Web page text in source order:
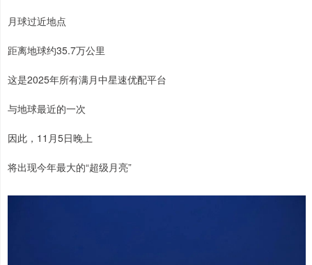
月球过近地点
距离地球约35.7万公里
这是2025年所有满月中星速优配平台
与地球最近的一次
因此，11月5日晚上
将出现今年最大的“超级月亮”